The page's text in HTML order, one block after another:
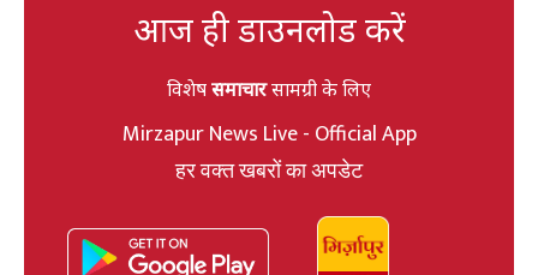
आज ही डाउनलोड करें
विशेषसमाचारसामग्री के लिए
Mirzapur News Live - Official App
हर वक्त खबरों का अपडेट